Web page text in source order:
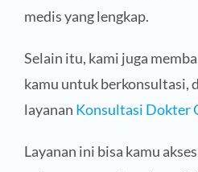
medis yang lengkap.
Selain itu, kami juga
kamu untuk berkonsultasi,
layanan Konsultasi Dokter
Layanan ini bisa kamu